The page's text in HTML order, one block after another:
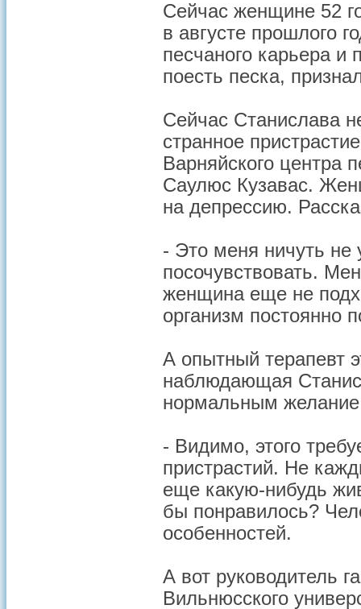
Сейчас женщине 52
в августе прошлого
песчаного карьера и
поесть песка,
Сейчас Станислава
странное
Варняйского центра
Саулюс Кузавас.
на депрессию.
- Это меня ничуть не
посочувствовать.
женщина еще не
организм постоянно
А опытный терапевт
наблюдающая
нормальным желание
- Видимо, этого
пристрастий. Не
еще какую-нибудь
бы понравилось?
особенностей.
А вот руководитель
Вильнюсского